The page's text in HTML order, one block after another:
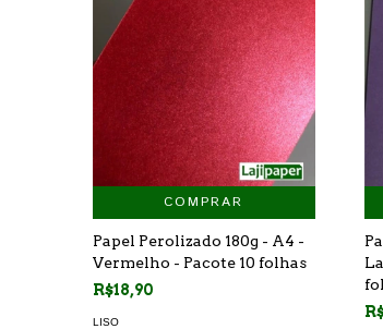
COMPRAR
Papel Perolizado 180g - A4 -
Vermelho - Pacote 10 folhas
R$18,90
LISO